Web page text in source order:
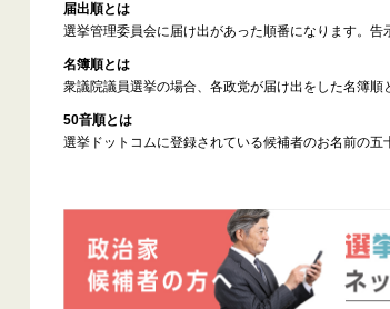
届出順とは
選挙管理委員会に届け出があった順番になります。告
名簿順とは
衆議院議員選挙の場合、各政党が届け出をした名簿順
50音順とは
選挙ドットコムに登録されている候補者のお名前の五